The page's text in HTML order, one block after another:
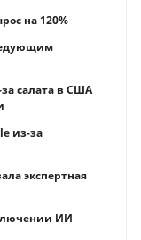
на 120%
салата в США
из-за
экспертная
ИИ